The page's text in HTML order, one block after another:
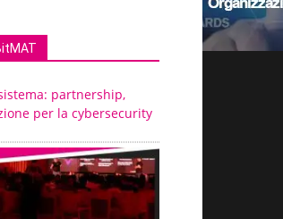
partnership,
per la cybersecurity